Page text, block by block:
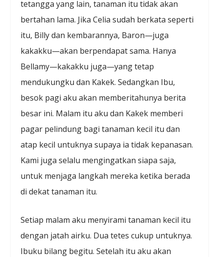
tetangga yang lain, tanaman itu tidak akan
bertahan lama. Jika Celia sudah berkata seperti
itu, Billy dan kembarannya, Baron—juga
kakakku—akan berpendapat sama. Hanya
Bellamy—kakakku juga—yang tetap
mendukungku dan Kakek. Sedangkan Ibu,
besok pagi aku akan memberitahunya berita
besar ini. Malam itu aku dan Kakek memberi
pagar pelindung bagi tanaman kecil itu dan
atap kecil untuknya supaya ia tidak kepanasan.
Kami juga selalu mengingatkan siapa saja,
untuk menjaga langkah mereka ketika berada
di dekat tanaman itu.
Setiap malam aku menyirami tanaman kecil itu
dengan jatah airku. Dua tetes cukup untuknya.
Ibuku bilang begitu. Setelah itu aku akan